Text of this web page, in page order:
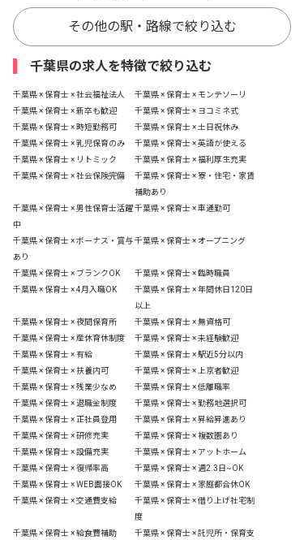
その他の駅・路線で絞り込む
千葉県の求人を特徴で絞り込む
千葉県 × 保育士 × 社会福祉法人
千葉県 × 保育士 × モンテソーリ
千葉県 × 保育士 × 新卒も歓迎
千葉県 × 保育士 × ヨコミネ式
千葉県 × 保育士 × 時短勤務可
千葉県 × 保育士 × 土日祝休み
千葉県 × 保育士 × 乳児保育のみ
千葉県 × 保育士 × 英語が使える
千葉県 × 保育士 × リトミック
千葉県 × 保育士 × 福利厚生充実
千葉県 × 保育士 × 社会保険完備
千葉県 × 保育士 × 寮・住宅・家賃
補助あり
千葉県 × 保育士 × 男性保育士活躍
中
千葉県 × 保育士 × 車通勤可
千葉県 × 保育士 × ボーナス・賞与
あり
千葉県 × 保育士 × オープニング
千葉県 × 保育士 × ブランクOK
千葉県 × 保育士 × 臨時職員
千葉県 × 保育士 × 4月入職OK
千葉県 × 保育士 × 年間休日120日
以上
千葉県 × 保育士 × 夜間保育所
千葉県 × 保育士 × 無資格可
千葉県 × 保育士 × 産休育休制度
千葉県 × 保育士 × 未経験歓迎
千葉県 × 保育士 × 有給
千葉県 × 保育士 × 駅近5分以内
千葉県 × 保育士 × 扶養内可
千葉県 × 保育士 × 上京者歓迎
千葉県 × 保育士 × 残業少なめ
千葉県 × 保育士 × 低離職率
千葉県 × 保育士 × 退職金制度
千葉県 × 保育士 × 勤務地選択可
千葉県 × 保育士 × 正社員登用
千葉県 × 保育士 × 昇給昇進あり
千葉県 × 保育士 × 研修充実
千葉県 × 保育士 × 複数園あり
千葉県 × 保育士 × 設備充実
千葉県 × 保育士 × アットホーム
千葉県 × 保育士 × 復帰率高
千葉県 × 保育士 × 週2.3日~OK
千葉県 × 保育士 × WEB面接OK
千葉県 × 保育士 × 家庭都合休OK
千葉県 × 保育士 × 交通費支給
千葉県 × 保育士 × 借り上げ社宅制
度
千葉県 × 保育士 × 給食費補助
千葉県 × 保育士 × 託児所・保育支